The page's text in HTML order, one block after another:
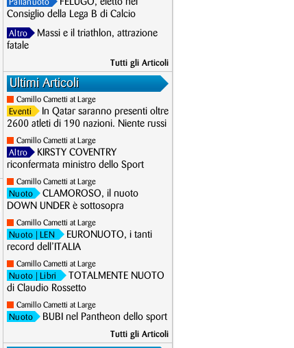
Pallanuoto
FELUGO, eletto nel
Consiglio della Lega B di Calcio
Altro
Massi e il triathlon, attrazione
fatale
Tutti gli Articoli
Ultimi Articoli
Camillo Cametti at Large
Eventi
In Qatar saranno presenti oltre
2600 atleti di 190 nazioni. Niente russi
Camillo Cametti at Large
Altro
KIRSTY COVENTRY
riconfermata ministro dello Sport
Camillo Cametti at Large
Nuoto
CLAMOROSO, il nuoto
DOWN UNDER è sottosopra
Camillo Cametti at Large
Nuoto | LEN
EURONUOTO, i tanti
record dell’ITALIA
Camillo Cametti at Large
Nuoto | Libri
TOTALMENTE NUOTO
di Claudio Rossetto
Camillo Cametti at Large
Nuoto BUBI nel Pantheon dello sport
Tutti gli Articoli